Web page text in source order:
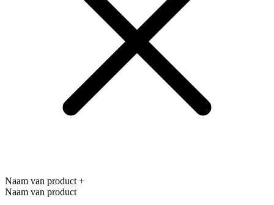
Naam van product +
Naam van product